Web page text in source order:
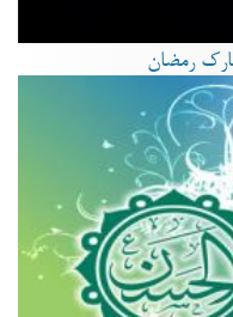
رمضان